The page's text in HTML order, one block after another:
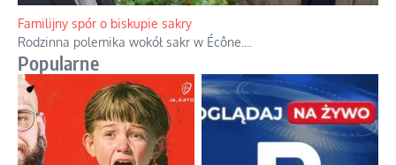
Familijny spór o biskupie sakry
Rodzinna polemika wokół sakr w Écône.
Popularne